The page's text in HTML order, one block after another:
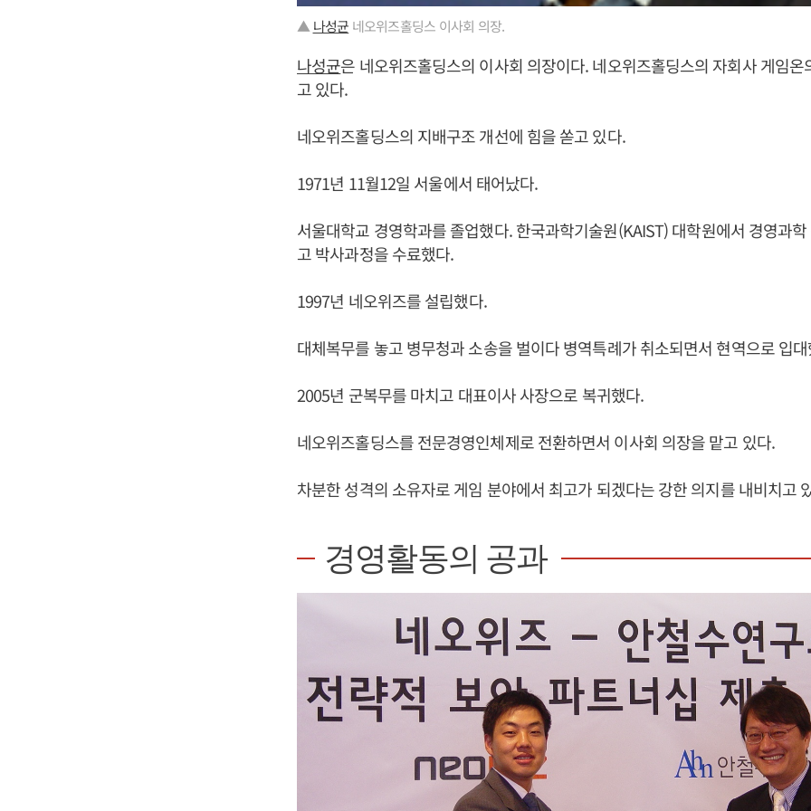
▲ 나성균 네오위즈홀딩스 이사회 의장.
나성균은 네오위즈홀딩스의 이사회 의장이다. 네오위즈홀딩스의 자회사 게임온
고 있다.
네오위즈홀딩스의 지배구조 개선에 힘을 쏟고 있다.
1971년 11월12일 서울에서 태어났다.
서울대학교 경영학과를 졸업했다. 한국과학기술원(KAIST) 대학원에서 경영과
고 박사과정을 수료했다.
1997년 네오위즈를 설립했다.
대체복무를 놓고 병무청과 소송을 벌이다 병역특례가 취소되면서 현역으로 입
2005년 군복무를 마치고 대표이사 사장으로 복귀했다.
네오위즈홀딩스를 전문경영인체제로 전환하면서 이사회 의장을 맡고 있다.
차분한 성격의 소유자로 게임 분야에서 최고가 되겠다는 강한 의지를 내비치고
경영활동의 공과